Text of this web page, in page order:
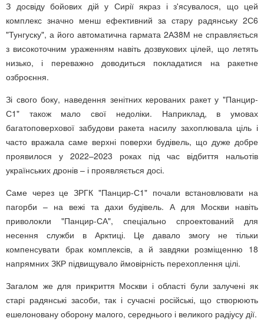
З досвіду бойових дій у Сирії якраз і з'ясувалося, що цей
комплекс значно менш ефективний за стару радянську 2С6
"Тунгуску", а його автоматична гармата 2А38М не справляється
з високоточним ураженням навіть дозвукових цілей, що летять
низько, і переважно доводиться покладатися на ракетне
озброєння.
Зі свого боку, наведення зенітних керованих ракет у "Панцир-
С1" також мало свої недоліки. Наприклад, в умовах
багатоповерхової забудови ракета насилу захоплювала ціль і
часто вражала саме верхні поверхи будівель, що дуже добре
проявилося у 2022–2023 роках під час відбиття нальотів
українських дронів – і проявляється досі.
Саме через це ЗРГК "Панцир-С1" почали встановлювати на
пагорби – на вежі та дахи будівель. А для Москви навіть
приволокли "Панцир-СА", спеціально спроектований для
несення служби в Арктиці. Це давало змогу не тільки
компенсувати брак комплексів, а й завдяки розміщенню 18
напрямних ЗКР підвищувало ймовірність перехоплення цілі.
Загалом же для прикриття Москви і області були залучені як
старі радянські засоби, так і сучасні російські, що створюють
ешелоновану оборону малого, середнього і великого радіусу дії.